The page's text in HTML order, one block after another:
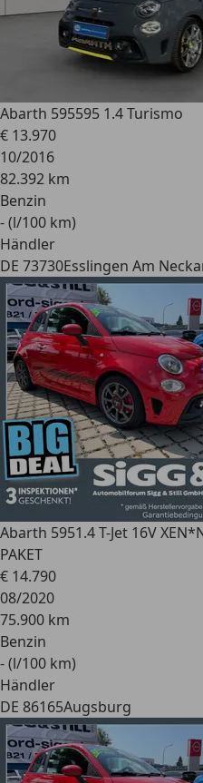
Abarth 595595 1.4 Turismo
€ 13.970
10/2016
82.392 km
Benzin
- (l/100 km)
Händler
DE 73730Esslingen Am
Abarth 5951.4 T-Jet 16V
PAKET
€ 14.790
08/2020
75.900 km
Benzin
- (l/100 km)
Händler
DE 86165Augsburg